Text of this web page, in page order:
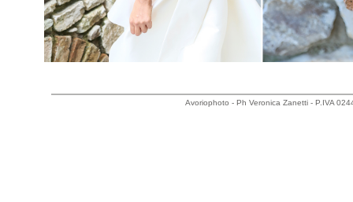
Avoriophoto - Ph Veronica Zanetti - P.IVA